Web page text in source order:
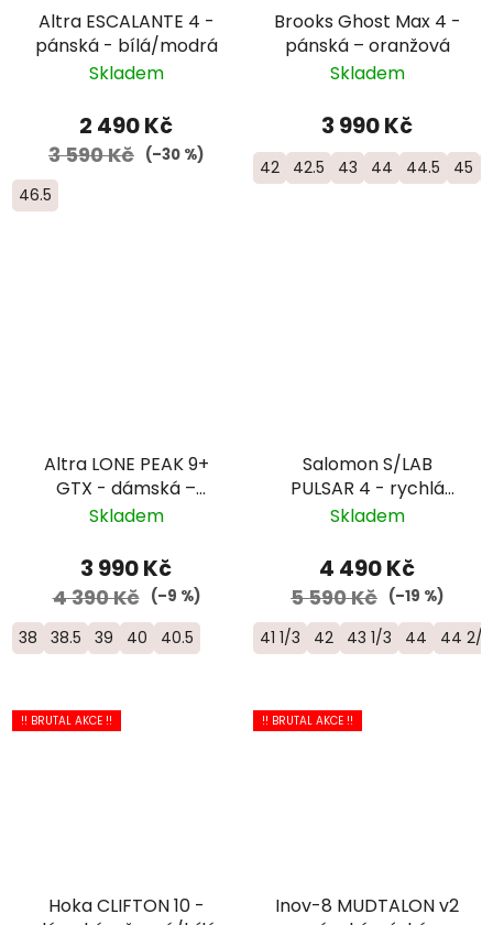
Altra ESCALANTE 4 -
pánská - bílá/modrá
Skladem
2 490 Kč
3 590 Kč (–30 %)
46.5
Brooks Ghost Max 4 -
pánská – oranžová
Skladem
3 990 Kč
42 42.5 43 44 44.5 45
Altra LONE PEAK 9+
GTX - dámská –
černá
Skladem
3 990 Kč
4 390 Kč (–9 %)
38 38.5 39 40 40.5
Salomon S/LAB
PULSAR 4 - rychlá
trailová běžecká bota
Skladem
4 490 Kč
5 590 Kč (–19 %)
41 1/3 42 43 1/3 44 44 2/3
!! BRUTAL AKCE !!
Hoka CLIFTON 10 -
!! BRUTAL AKCE !!
Inov-8 MUDTALON v2